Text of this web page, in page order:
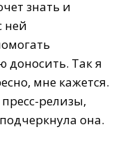
знать и
ней
Так я
мне кажется.
релизы,
она.